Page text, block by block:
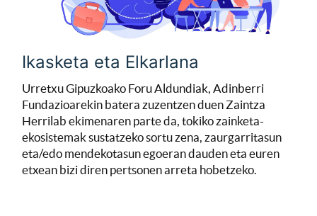
Ikasketa eta Elkarlana
Urretxu Gipuzkoako Foru Aldundiak, Adinberri
Fundazioarekin batera zuzentzen duen Zaintza
Herrilab ekimenaren parte da, tokiko zainketa-
ekosistemak sustatzeko sortu zena, zaurgarritasun
eta/edo mendekotasun egoeran dauden eta euren
etxean bizi diren pertsonen arreta hobetzeko.